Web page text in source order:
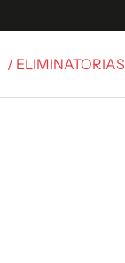
/ ELIMINATORIAS